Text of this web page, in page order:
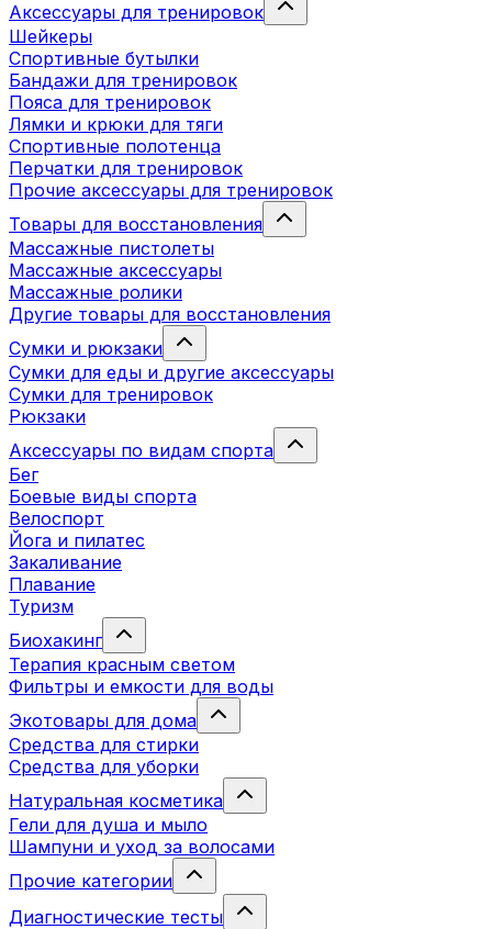
Аксессуары для тренировок
Шейкеры
Спортивные бутылки
Бандажи для тренировок
Пояса для тренировок
Лямки и крюки для тяги
Спортивные полотенца
Перчатки для тренировок
Прочие аксессуары для тренировок
Товары для восстановления
Массажные пистолеты
Массажные аксессуары
Массажные ролики
Другие товары для восстановления
Сумки и рюкзаки
Сумки для еды и другие аксессуары
Сумки для тренировок
Рюкзаки
Аксессуары по видам спорта
Бег
Боевые виды спорта
Велоспорт
Йога и пилатес
Закаливание
Плавание
Туризм
Биохакинг
Терапия красным светом
Фильтры и емкости для воды
Экотовары для дома
Средства для стирки
Средства для уборки
Натуральная косметика
Гели для душа и мыло
Шампуни и уход за волосами
Прочие категории
Диагностические тесты